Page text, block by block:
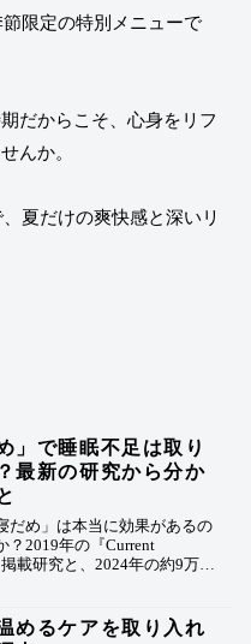
節限定の特別メニューで
だからこそ、心身をリフ
んか。
夏だけの爽快感と深いリ
」で睡眠不足は取り
最新の研究から分か
だめ」は本当に効果があるの
？2019年の『Current
載研究と、2024年の約9万人
分かりやすく解説します。
めるケアを取り入れ